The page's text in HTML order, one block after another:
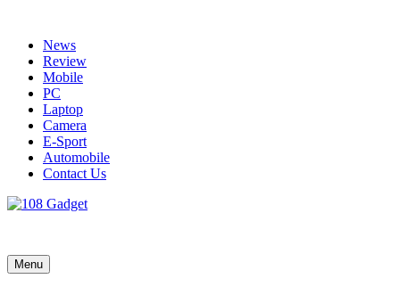
contentNews
Review
Mobile
PC
Laptop
Camera
E-Sport
Automobile
Contact Us
Menu